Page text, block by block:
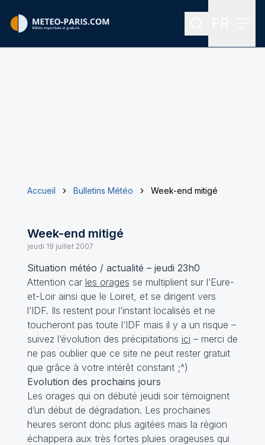
Rechercher
Accueil Bulletins Météo Week-end mitigé
Week-end mitigé
jeudi 19 juillet 2007
Situation météo / actualité – jeudi 23h0
Attention car les orages se multiplient sur l’Eure-
et-Loir ainsi que le Loiret, et se dirigent vers
l’IDF. Ils restent pour l’instant localisés et ne
toucheront pas toute l’IDF mais il y a un risque –
suivez l‘évolution des précipitations ici – merci de
ne pas oublier que ce site ne peut rester gratuit
que grâce à votre intérêt constant ;^)
Evolution des prochains jours
Les orages qui on débuté jeudi soir témoignent
d’un début de dégradation. Les prochaines
heures seront donc plus agitées mais la région
échappera aux très fortes pluies orageuses qui